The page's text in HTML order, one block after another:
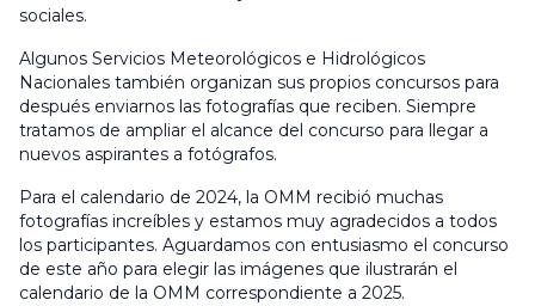
sociales.
Algunos Servicios Meteorológicos e Hidrológicos
Nacionales también organizan sus propios concursos para
después enviarnos las fotografías que reciben. Siempre
tratamos de ampliar el alcance del concurso para llegar a
nuevos aspirantes a fotógrafos.
Para el calendario de 2024, la OMM recibió muchas
fotografías increíbles y estamos muy agradecidos a todos
los participantes. Aguardamos con entusiasmo el concurso
de este año para elegir las imágenes que ilustrarán el
calendario de la OMM correspondiente a 2025.